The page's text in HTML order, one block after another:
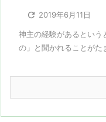
 2019年6月11日
神主の経験があるという
の」と聞かれることがた